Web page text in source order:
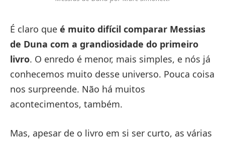
É claro que é muito difícil comparar Messias
de Duna com a grandiosidade do primeiro
livro. O enredo é menor, mais simples, e nós já
conhecemos muito desse universo. Pouca coisa
nos surpreende. Não há muitos
acontecimentos, também.
Mas, apesar de o livro em si ser curto, as várias